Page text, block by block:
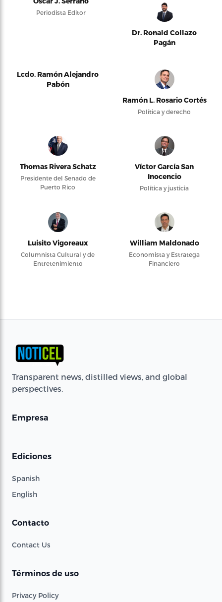
Periodista Editor
Dr. Ronald Collazo
Pagán
Lcdo. Ramón Alejandro
Pabón
Ramón L. Rosario Cortés
Política y derecho
Thomas Rivera Schatz
Presidente del Senado de
Puerto Rico
Víctor García San
Inocencio
Política y justicia
Luisito Vigoreaux
Columnista Cultural y de
Entretenimiento
William Maldonado
Economista y Estratega
Financiero
Transparent news, distilled views, and global
perspectives.
Empresa
Ediciones
Spanish
English
Contacto
Contact Us
Términos de uso
Privacy Policy